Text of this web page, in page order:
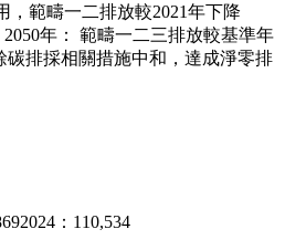
，範疇一二排放較2021年下降
年： 範疇一二三排放較基準年
碳排採相關措施中和，達成淨零排
2024：110,534